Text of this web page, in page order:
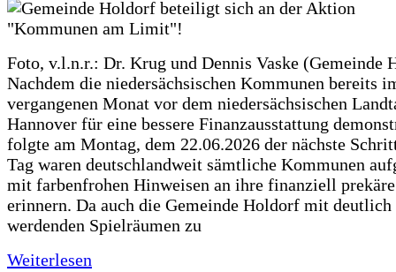
Foto, v.l.n.r.: Dr. Krug und Dennis Vaske (Gemeinde
Nachdem die niedersächsischen Kommunen bereits
vergangenen Monat vor dem niedersächsischen
Hannover für eine bessere Finanzausstattung
folgte am Montag, dem 22.06.2026 der nächste
Tag waren deutschlandweit sämtliche Kommunen
mit farbenfrohen Hinweisen an ihre finanziell
erinnern. Da auch die Gemeinde Holdorf mit deutlich
werdenden Spielräumen zu
Weiterlesen